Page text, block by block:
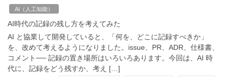
AI（人工知能）
AI時代の記録の残し方を考えてみた
AI と協業して開発していると、「何を、どこに記録すべきか」
を、改めて考えるようになりました。issue、PR、ADR、仕様書、
コメント── 記録の置き場所はいろいろあります。今回は、AI 時
代に、記録をどう残すか、考え […]